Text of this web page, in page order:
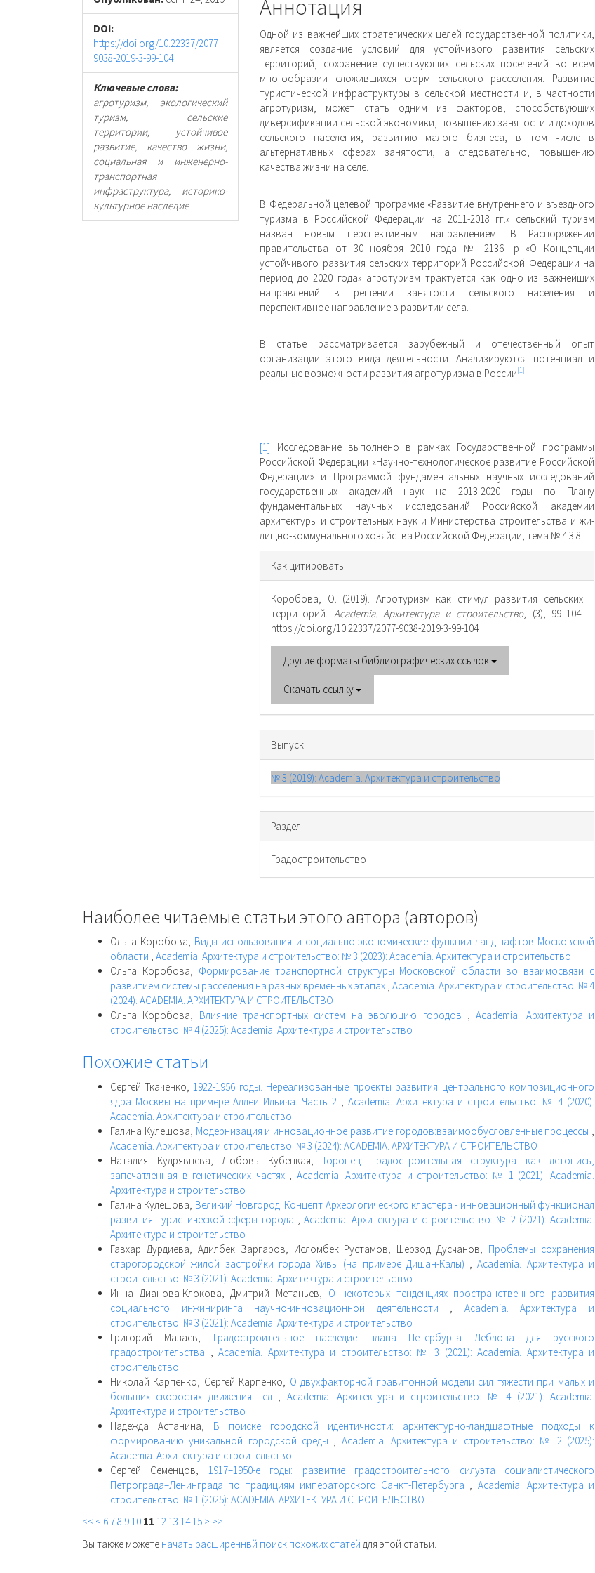
DOI:
https://doi.org/10.22337/2077-
9038-2019-3-99-104
Ключевые слова:
агротуризм, экологический
туризм, сельские
территории, устойчивое
развитие, качество жизни,
социальная и инженерно-
транспортная
инфраструктура, историко-
культурное наследие
Аннотация
Одной из важнейших стратегических целей государственной политики,
является создание условий для устойчивого развития сельских
территорий, сохранение существующих сельских по­селений во всём
многообразии сложившихся форм сельского расселения. Развитие
туристической инфраструктуры в сельской местности и, в частности
агротуризм, может стать одним из фак­торов, способствующих
диверсификации сельской экономики, повышению занятости и доходов
сельского населения; развитию малого бизнеса, в том числе в
альтернативных сферах занятости, а следовательно, повышению
качества жизни на селе.
В Федеральной целевой программе «Развитие внутреннего и въездного
туризма в Российской Федерации на 2011-2018 гг.» сельский туризм
назван новым перспективным направлением. В Распоряжении
правительства от 30 ноября 2010 года № 2136- р «О Концепции
устойчивого развития сельских территорий Российской Федерации на
период до 2020 года» агротуризм трактуется как одно из важнейших
направлений в решении занятости сельского населения и
перспективное направление в развитии села.
В статье рассматривается зарубежный и отечественный опыт
организации этого вида деятельности. Анализируются потенциал и
реальные возможности развития агротуризма в России [1].
[1] Исследование выполнено в рамках Государственной программы
Российской Федерации «Научно-технологическое развитие Российской
Федерации» и Про­граммой фундаментальных научных исследований
государственных академий наук на 2013-2020 годы по Плану
фундаментальных научных исследований Российской академии
архитектуры и строительных наук и Министерства строительства и жи­
лищно-коммунального хозяйства Российской Федерации, тема № 4.3.8.
Информация
о статье
Как цитировать
Коробова, О. (2019). Агротуризм как стимул развития сельских
территорий. Academia. Архитектура и строительство, (3), 99–104.
https://doi.org/10.22337/2077-9038-2019-3-99-104
Другие форматы библиографических ссылок
Скачать ссылку
Выпуск
№ 3 (2019): Academia. Архитектура и строительство
Раздел
Градостроительство
Наиболее читаемые статьи этого автора (авторов)
Ольга Коробова, Виды использования и социально-экономические функции ландшафтов Московской
области , Academia. Архитектура и строительство: № 3 (2023): Academia. Архитектура и строительство
Ольга Коробова, Формирование транспортной структуры Московской области во взаимосвязи с
развитием системы расселения на разных временных этапах , Academia. Архитектура и строительство: № 4
(2024): ACADEMIA. АРХИТЕКТУРА И СТРОИТЕЛЬСТВО
Ольга Коробова, Влияние транспортных систем на эволюцию городов ,Academia. Архитектура и
строительство: № 4 (2025): Academia. Архитектура и строительство
Похожие статьи
Сергей Ткаченко, 1922-1956 годы. Нереализованные проекты развития центрального композиционного
ядра Москвы на примере Аллеи Ильича. Часть 2
Academia. Архитектура и строительство: № 4 (2020):
Academia. Архитектура и строительство
Галина Кулешова, Модернизация и инновационное развитие городов:взаимообусловленные процессы
Academia. Архитектура и строительство: № 3 (2024): ACADEMIA. АРХИТЕКТУРА И СТРОИТЕЛЬСТВО
Наталия Кудрявцева, Любовь Кубецкая, Торопец: градостроительная структура как летопись,
запечатленная в генетических частях
Academia. Архитектура и строительство: № 1 (2021): Academia.
Архитектура и строительство
Галина Кулешова, Великий Новгород. Концепт Археологического кластера - инновационный функционал
развития туристической сферы города
,Academia. Архитектура и строительство: № 2 (2021): Academia.
Архитектура и строительство
Гавхар Дурдиева, Адилбек Заргаров, Исломбек Рустамов, Шерзод Дусчанов, Проблемы сохранения
старогородской жилой застройки города Хивы (на примере Дишан-Калы)
,Academia. Архитектура и
строительство: № 3 (2021): Academia. Архитектура и строительство
Инна Дианова-Клокова, Дмитрий Метаньев, О некоторых тенденциях пространственного развития
социального инжиниринга научно-инновационной деятельности
Academia. Архитектура и
строительство: № 3 (2021): Academia. Архитектура и строительство
Григорий Мазаев, Градостроительное наследие плана Петербурга Леблона для русского
градостроительства
Academia. Архитектура и строительство: № 3 (2021): Academia. Архитектура и
строительство
Николай Карпенко, Сергей Карпенко, О двухфакторной гравитонной модели сил тяжести при малых и
больших скоростях движения тел
Academia. Архитектура и строительство: № 4 (2021): Academia.
Архитектура и строительство
Надежда Астанина, В поиске городской идентичности: архитектурно-ландшафтные подходы к
формированию уникальной городской среды
Academia. Архитектура и строительство: № 2 (2025):
Academia. Архитектура и строительство
Сергей Семенцов, 1917–1950-е годы: развитие градостроительного силуэта социалистического
Петрограда–Ленинграда по традициям императорского Санкт-Петербурга
Academia. Архитектура и
строительство: № 1 (2025): ACADEMIA. АРХИТЕКТУРА И СТРОИТЕЛЬСТВО
<< < 6 78 9 10 11 12 13 14 15 > >>
Вы также можете начать расширеннвй поиск похожих статей для этой статьи.